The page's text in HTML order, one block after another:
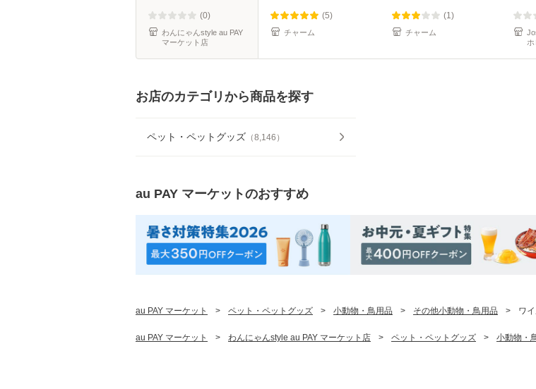
(0)
わんにゃんstyle au PAY
マーケット店
(5)
チャーム
(1)
チャーム
お店のカテゴリから商品を探す
ペット・ペットグッズ （8,146 ）
au PAY マーケットのおすすめ
au PAY マーケット > ペット・ペットグッズ > 小動物・鳥用品 > その他小動物・鳥用品 > ワ
au PAY マーケット > わんにゃんstyle au PAY マーケット店 > ペット・ペットグッズ > 小動物・